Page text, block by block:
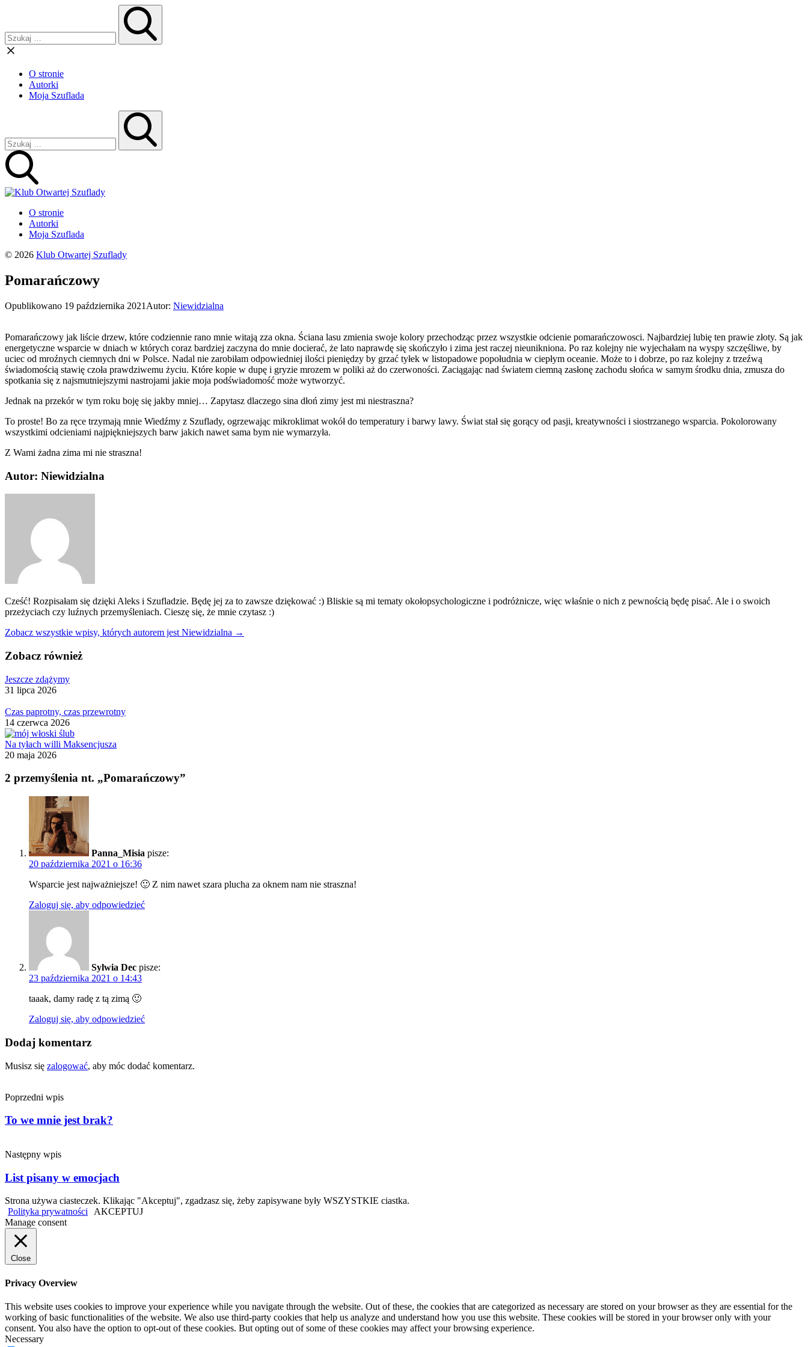
O stronie
Autorki
Moja Szuflada
O stronie
Autorki
Moja Szuflada
© 2026 Klub Otwartej Szuflady
Pomarańczowy
Opublikowano 19 października 2021 Autor: Niewidzialna
Pomarańczowy jak liście drzew, które codziennie rano mnie witają zza okna. Ściana lasu zmienia swoje kolory przechodząc przez wszystkie odcienie pomarańczowosci. Najbardziej lubię ten prawie złoty. Są jak
energetyczne wsparcie w dniach w których coraz bardziej zaczyna do mnie docierać, że lato naprawdę się skończyło i zima jest raczej nieunikniona. Po raz kolejny nie wyjechałam na wyspy szczęśliwe, by
uciec od mroźnych ciemnych dni w Polsce. Nadal nie zarobiłam odpowiedniej ilości pieniędzy by grzać tyłek w listopadowe popołudnia w ciepłym oceanie. Może to i dobrze, po raz kolejny z trzeźwą
świadomością stawię czoła prawdziwemu życiu. Które kopie w dupę i gryzie mrozem w poliki aż do czerwoności. Zaciągając nad światem ciemną zasłonę zachodu słońca w samym środku dnia, zmusza do
spotkania się z najsmutniejszymi nastrojami jakie moja podświadomość może wytworzyć.
Jednak na przekór w tym roku boję się jakby mniej… Zapytasz dlaczego sina dłoń zimy jest mi niestraszna?
To proste! Bo za ręce trzymają mnie Wiedźmy z Szuflady, ogrzewając mikroklimat wokół do temperatury i barwy lawy. Świat stał się gorący od pasji, kreatywności i siostrzanego wsparcia. Pokolorowany
wszystkimi odcieniami najpiękniejszych barw jakich nawet sama bym nie wymarzyła.
Z Wami żadna zima mi nie straszna!
Autor: Niewidzialna
Cześć! Rozpisałam się dzięki Aleks i Szufladzie. Będę jej za to zawsze dziękować :) Bliskie są mi tematy okołopsychologiczne i podróżnicze, więc właśnie o nich z pewnością będę pisać. Ale i o swoich
przeżyciach czy luźnych przemyśleniach. Cieszę się, że mnie czytasz :)
Zobacz wszystkie wpisy, których autorem jest Niewidzialna →
Zobacz również
Jeszcze zdążymy
31 lipca 2026
Czas paprotny, czas przewrotny
14 czerwca 2026
Na tyłach willi Maksencjusza
20 maja 2026
2 przemyślenia nt. „Pomarańczowy”
Panna_Misia pisze:
20 października 2021 o 16:36
Wsparcie jest najważniejsze! 🙂 Z nim nawet szara plucha za oknem nam nie straszna!
Zaloguj się, aby odpowiedzieć
Sylwia Dec pisze:
23 października 2021 o 14:43
taaak, damy radę z tą zimą 🙂
Zaloguj się, aby odpowiedzieć
Dodaj komentarz
Musisz się zalogować, aby móc dodać komentarz.
Poprzedni wpis
To we mnie jest brak?
Następny wpis
List pisany w emocjach
Strona używa ciasteczek. Klikając "Akceptuj", zgadzasz się, żeby zapisywane były WSZYSTKIE ciastka.
Polityka prywatności AKCEPTUJ
Manage consent
Close
Privacy Overview
This website uses cookies to improve your experience while you navigate through the website. Out of these, the cookies that are categorized as necessary are stored on your browser as they are essential for the
working of basic functionalities of the website. We also use third-party cookies that help us analyze and understand how you use this website. These cookies will be stored in your browser only with your
consent. You also have the option to opt-out of these cookies. But opting out of some of these cookies may affect your browsing experience.
Necessary